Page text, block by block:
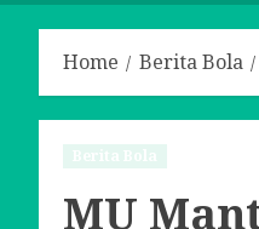
Home Berita Bola
Berita Bola
MU